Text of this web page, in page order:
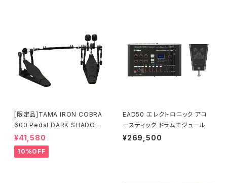
[限定品]TAMA IRON COBRA
600 Pedal DARK SHADOW
Edition Twin Pedal HP600
DTWMB
¥41,580
10%OFF
EAD50 エレクトロニック アコ
ースティック ドラムモジュール
¥269,500